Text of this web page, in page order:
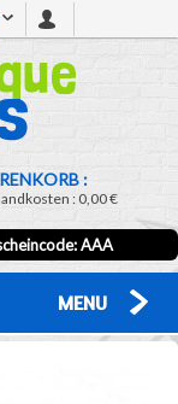
:
:0,00 €
AAA
MENU